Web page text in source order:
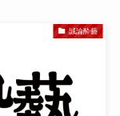
誠論酔藝